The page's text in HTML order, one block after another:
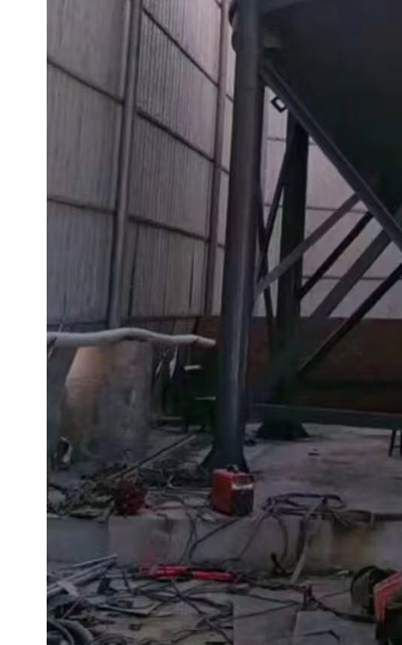
生活污水处理设备 医疗污水处理设备
医疗机构污水处理设备 酿酒污水
风景区生活一体化设备 纺织印染废水